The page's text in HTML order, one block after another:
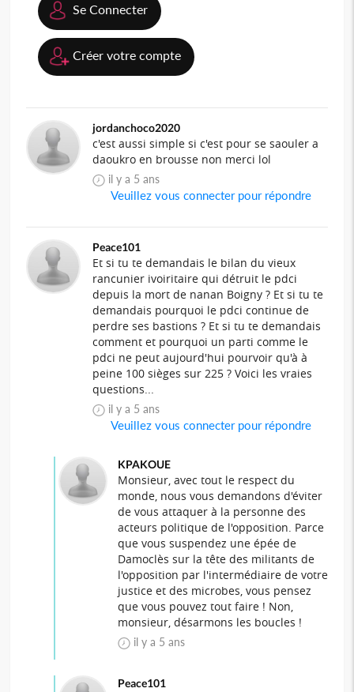
Se Connecter
Créer votre compte
jordanchoco2020
c'est aussi simple si c'est pour se saouler a
daoukro en brousse non merci lol
il y a 5 ans
Veuillez vous connecter pour répondre
Peace101
Et si tu te demandais le bilan du vieux
rancunier ivoiritaire qui détruit le pdci
depuis la mort de nanan Boigny ? Et si tu te
demandais pourquoi le pdci continue de
perdre ses bastions ? Et si tu te demandais
comment et pourquoi un parti comme le
pdci ne peut aujourd'hui pourvoir qu'à à
peine 100 sièges sur 225 ? Voici les vraies
questions...
il y a 5 ans
Veuillez vous connecter pour répondre
KPAKOUE
Monsieur, avec tout le respect du
monde, nous vous demandons d'éviter
de vous attaquer à la personne des
acteurs politique de l'opposition. Parce
que vous suspendez une épée de
Damoclès sur la tête des militants de
l'opposition par l'intermédiaire de votre
justice et des microbes, vous pensez
que vous pouvez tout faire ! Non,
monsieur, désarmons les boucles !
il y a 5 ans
Peace101